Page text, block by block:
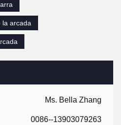
Ms. Bella Zhang
0086--13903079263
la arcada